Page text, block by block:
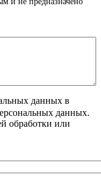
форматах
данных в
данных.
обработки или